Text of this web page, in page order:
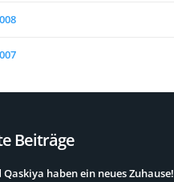
Beiträge
haben ein neues Zuhause!